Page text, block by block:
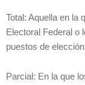
Total: Aquella en la
Electoral Federal o
puestos de
Parcial: En la que